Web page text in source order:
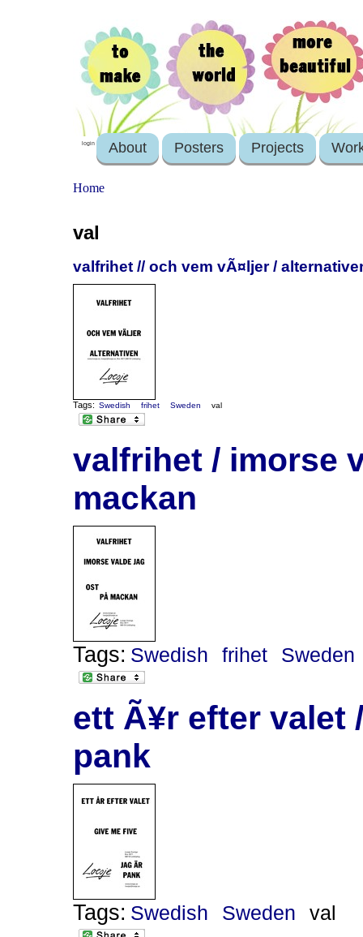
login About Posters Projects
Home
val
valfrihet // och vem vÃ¤ljer /
Tags: Swedish frihet Sweden val
valfrihet / imorse
mackan
Tags: Swedish frihet Sweden
ett Ã¥r efter valet
pank
Tags: Swedish Sweden val